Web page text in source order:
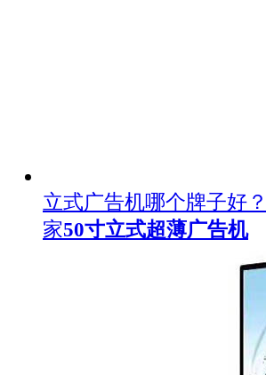
立式广告机哪个牌子好
家50寸立式超薄广告机